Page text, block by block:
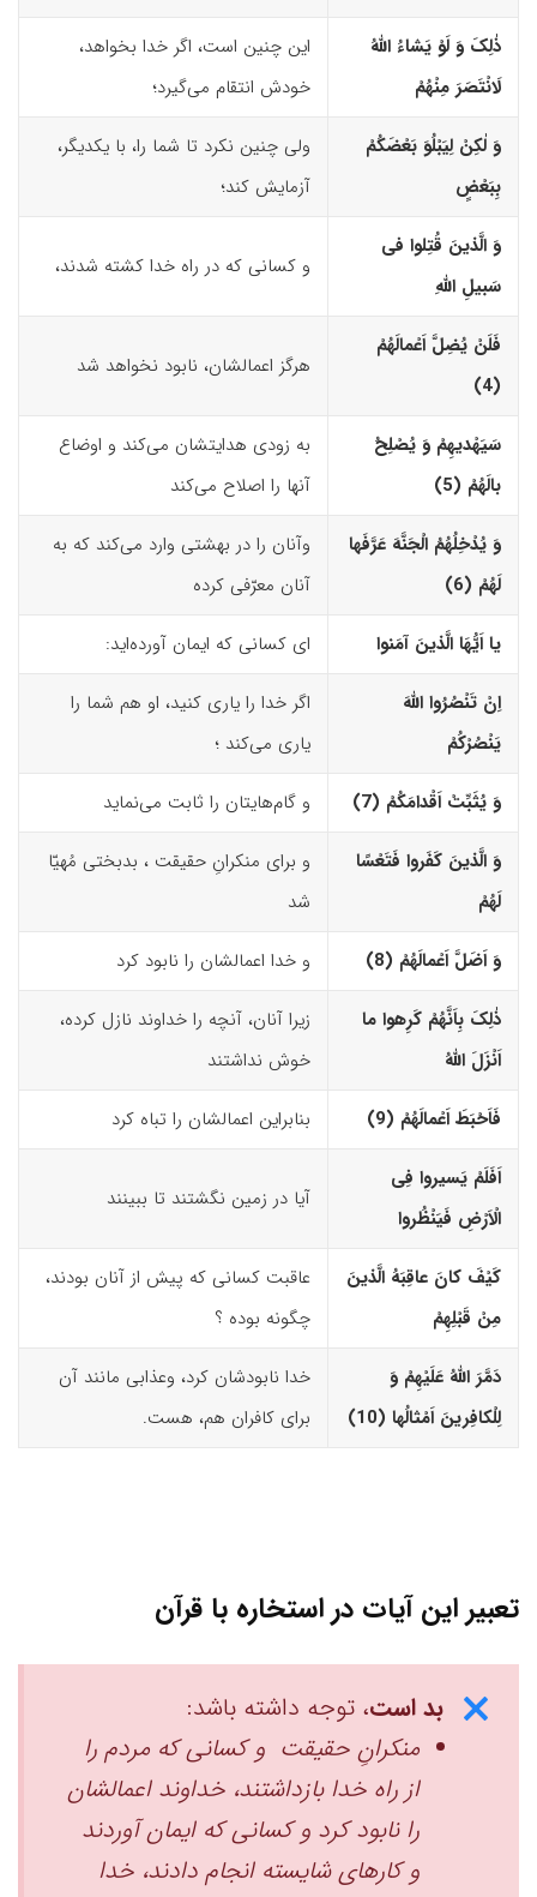
ذٰلِکَ وَ لَوْ یَشاءُ اللّهُ
لَانْتَصَرَ مِنْهُمْ
این چنین است، اگر خدا بخواهد،
خودش انتقام می‌گیرد؛
وَ لٰکِنْ لِیَبْلُوَ بَعْضَکُمْ
بِبَعْضٍ
ولی چنین نکرد تا شما را، با یکدیگر،
آزمایش کند؛
وَ الَّذینَ قُتِلوا فى
سَبیلِ اللّهِ
و کسانی که در راه خدا کشته شدند،
فَلَنْ یُضِلَّ اَعْمالَهُمْ
(4)‏
هرگز اعمالشان، نابود نخواهد شد
سَیَهْدیهِمْ وَ یُصْلِحُ
بالَهُمْ (5)‏
به زودی هدایتشان می‌کند و اوضاع
آنها را اصلاح می‌کند
وَ یُدْخِلُهُمُ الْجَنَّهَ عَرَّفَها
لَهُمْ (6)‏
وآنان را در بهشتی وارد می‌کند که به
آنان معرّفی کرده
یا اَیُّهَا الَّذینَ آمَنوا ای کسانی که ایمان آورده‌اید:
اِنْ تَنْصُرُوا اللّهَ
یَنْصُرْکُمْ
اگر خدا را یاری کنید، او هم شما را
یاری می‌کند ؛
وَ یُثَبِّتْ اَقْدامَکُمْ (7)‏ و گام‌هایتان را ثابت می‌نماید
وَ الَّذینَ کَفَروا فَتَعْسًا
لَهُمْ
و برای منکرانِ حقیقت ، بدبختی مُهیّا
شد
وَ اَضَلَّ اَعْمالَهُمْ (8)‏ و خدا اعمالشان را نابود کرد
ذٰلِکَ بِاَنَّهُمْ کَرِهوا ما
اَنْزَلَ اللّهُ
زیرا آنان، آنچه را خداوند نازل کرده،
خوش نداشتند
فَاَحْبَطَ اَعْمالَهُمْ (9)‏ بنابراین اعمالشان را تباه کرد
اَفَلَمْ یَسیروا فِى
الْاَرْضِ فَیَنْظُروا
آیا در زمین نگشتند تا ببینند
کَیْفَ کانَ عاقِبَهُ الَّذینَ
مِنْ قَبْلِهِمْ
عاقبت کسانی که پیش از آنان بودند،
چگونه بوده ؟
دَمَّرَ اللّهُ عَلَیْهِمْ وَ
لِلْکافِرینَ اَمْثالُها (10)‏
خدا نابودشان‌ کرد، وعذابی مانند آن
برای کافران هم، هست.
تعبیر این آیات در استخاره با قرآن
بد است، توجه داشته باشد:
منکرانِ حقیقت و کسانی که مردم را
از راه خدا بازداشتند، خداوند اعمالشان
را نابود کرد ‏و کسانی که ایمان آوردند
و کارهای شایسته انجام دادند، خدا